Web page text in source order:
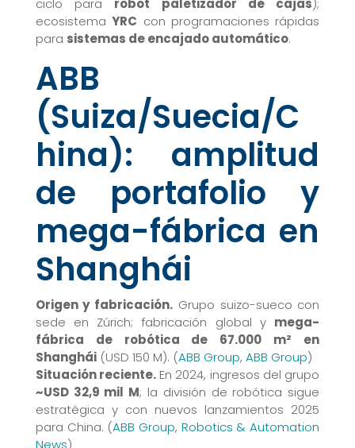
ciclo para robot paletizador de cajas);
ecosistemaYRC con programaciones rápidas
para sistemas de encajado automático.
ABB
(Suiza/Suecia/C
hina): amplitud
de portafolio y
mega-fábrica en
Shanghái
Origen y fabricación. Grupo suizo-sueco con
sede en Zúrich; fabricación global y mega-
fábrica de robótica de 67.000 m² en
Shanghái(USD 150 M). (ABB Group, ABB Group)
Situación reciente. En 2024, ingresos del grupo
~USD 32,9 mil M; la división de robótica sigue
estratégica y con nuevos lanzamientos 2025
para China. (ABB Group, Robotics & Automation